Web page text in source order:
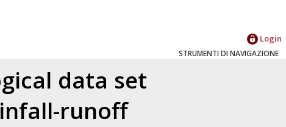
Login
STRUMENTI DI NAVIGAZIONE
data set
runoff